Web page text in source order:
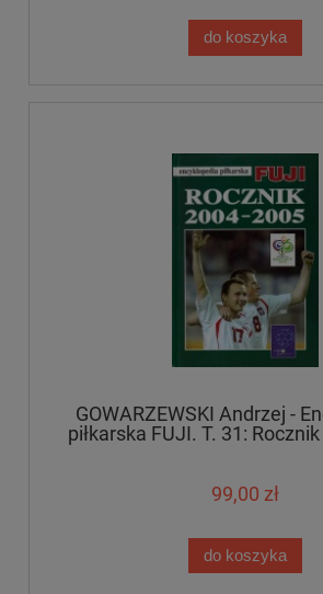
do koszyka
GOWARZEWSKI Andrzej -
piłkarska FUJI. T. 31:
99,00 zł
do koszyka